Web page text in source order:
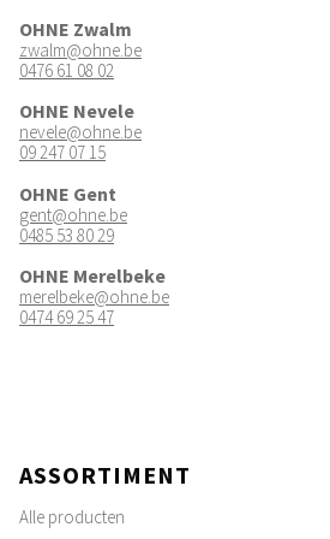
OHNE Zwalm
zwalm@ohne.be
0476 61 08 02
OHNE Nevele
nevele@ohne.be
09 247 07 15
OHNE Gent
gent@ohne.be
0485 53 80 29
OHNE Merelbeke
merelbeke@ohne.be
0474 69 25 47
ASSORTIMENT
Alle producten